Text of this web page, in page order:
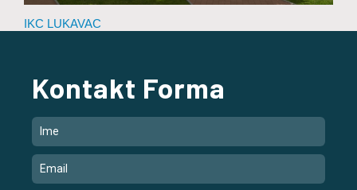
IKC LUKAVAC
Kontakt Forma